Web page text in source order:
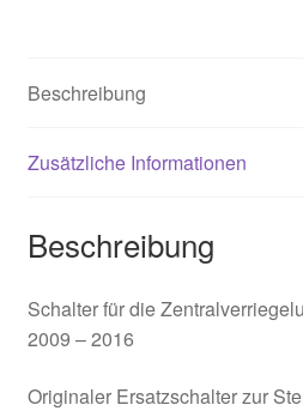
Beschreibung
Zusätzliche Informationen
Beschreibung
Schalter für die
2009 – 2016
Originaler Ersatzschalter zur